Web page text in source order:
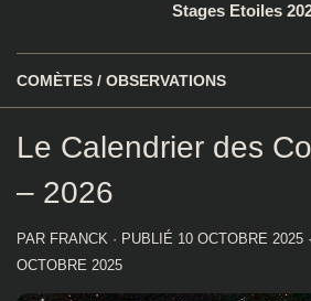
Stages Etoiles
COMÈTES / OBSERVATIONS
Le Calendrier des
– 2026
PAR FRANCK · PUBLIÉ 10 OCTOBRE 2025
OCTOBRE 2025